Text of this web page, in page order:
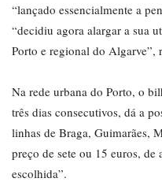
“lançado essencialmente a
“decidiu agora alargar a sua
Porto e regional do Algarve”,
Na rede urbana do Porto, o
três dias consecutivos, dá a
linhas de Braga, Guimarães,
preço de sete ou 15 euros,
escolhida”.